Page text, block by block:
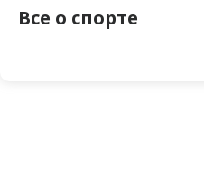
Все о спорте